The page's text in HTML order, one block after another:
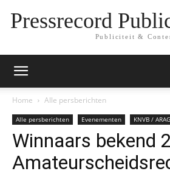
Pressrecord
Publiciteit &
Home Alle persberichten
Alle persberichten Evenementen KNVB / ARAG
Winnaars bekend